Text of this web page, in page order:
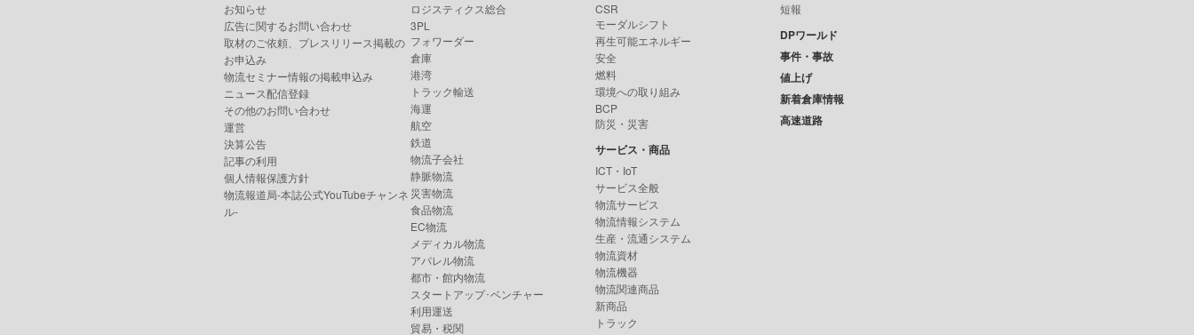
お知らせ
広告に関するお問い合わせ
取材のご依頼、プレスリリース掲載の
お申込み
物流セミナー情報の掲載申込み
ニュース配信登録
その他のお問い合わせ
運営
決算公告
記事の利用
個人情報保護方針
物流報道局-本誌公式YouTubeチャンネ
ル-
ロジスティクス総合
3PL
フォワーダー
倉庫
港湾
トラック輸送
海運
航空
鉄道
物流子会社
静脈物流
災害物流
食品物流
EC物流
メディカル物流
アパレル物流
都市・館内物流
スタートアップ･ベンチャー
利用運送
貿易・税関
CSR
モーダルシフト
再生可能エネルギー
安全
燃料
環境への取り組み
BCP
防災・災害
サービス・商品
ICT・IoT
サービス全般
物流サービス
物流情報システム
生産・流通システム
物流資材
物流機器
物流関連商品
新商品
トラック
短報
DPワールド
事件・事故
値上げ
新着倉庫情報
高速道路